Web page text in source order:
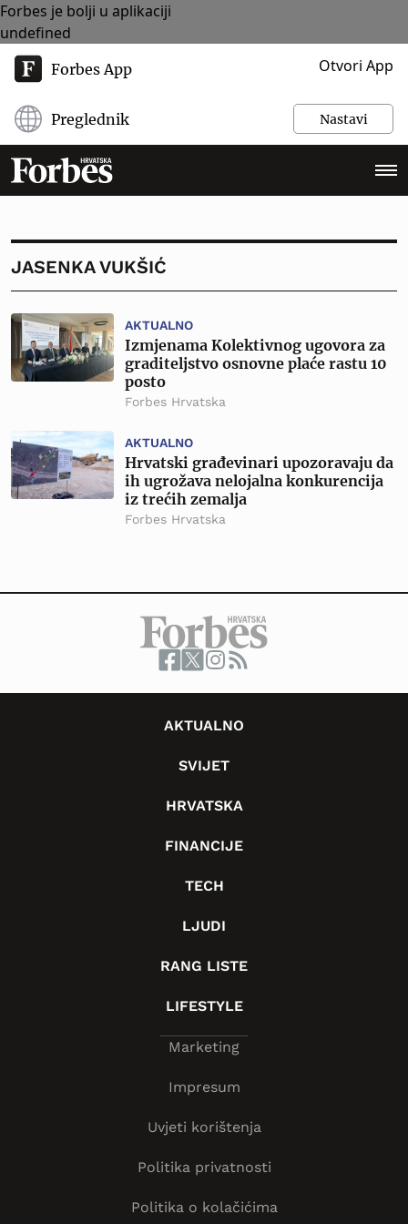
Forbes je bolji u aplikaciji
undefined
Forbes App Otvori App
Preglednik Nastavi
JASENKA VUKŠIĆ
AKTUALNO
Izmjenama Kolektivnog ugovora za
graditeljstvo osnovne plaće rastu 10
posto
Forbes Hrvatska
AKTUALNO
Hrvatski građevinari upozoravaju da
ih ugrožava nelojalna konkurencija
iz trećih zemalja
Forbes Hrvatska
AKTUALNO
SVIJET
HRVATSKA
FINANCIJE
TECH
LJUDI
RANG LISTE
LIFESTYLE
Marketing
Impresum
Uvjeti korištenja
Politika privatnosti
Politika o kolačićima